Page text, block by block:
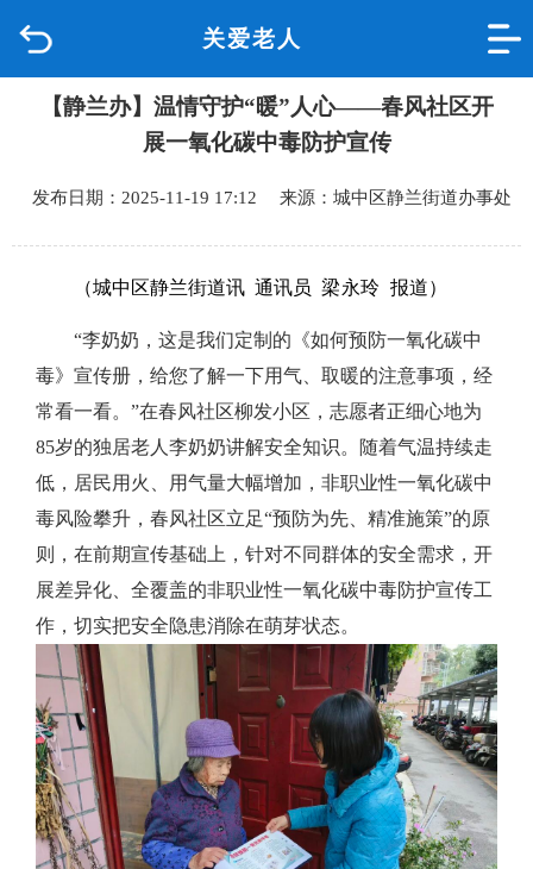
关爱老人
品质城中
政府信息公开
互动回应
数据专题
【静兰办】温情守护“暖”人心——春风社区开
展一氧化碳中毒防护宣传
发布日期：2025-11-19 17:12 来源：城中区静兰街道办事处
（城中区静兰街道讯 通讯员 梁永玲 报道）
“李奶奶，这是我们定制的《如何预防一氧化碳中
毒》宣传册，给您了解一下用气、取暖的注意事项，经
常看一看。”在春风社区柳发小区，志愿者正细心地为
85岁的独居老人李奶奶讲解安全知识。随着气温持续走
低，居民用火、用气量大幅增加，非职业性一氧化碳中
毒风险攀升，春风社区立足“预防为先、精准施策”的原
则，在前期宣传基础上，针对不同群体的安全需求，开
展差异化、全覆盖的非职业性一氧化碳中毒防护宣传工
作，切实把安全隐患消除在萌芽状态。